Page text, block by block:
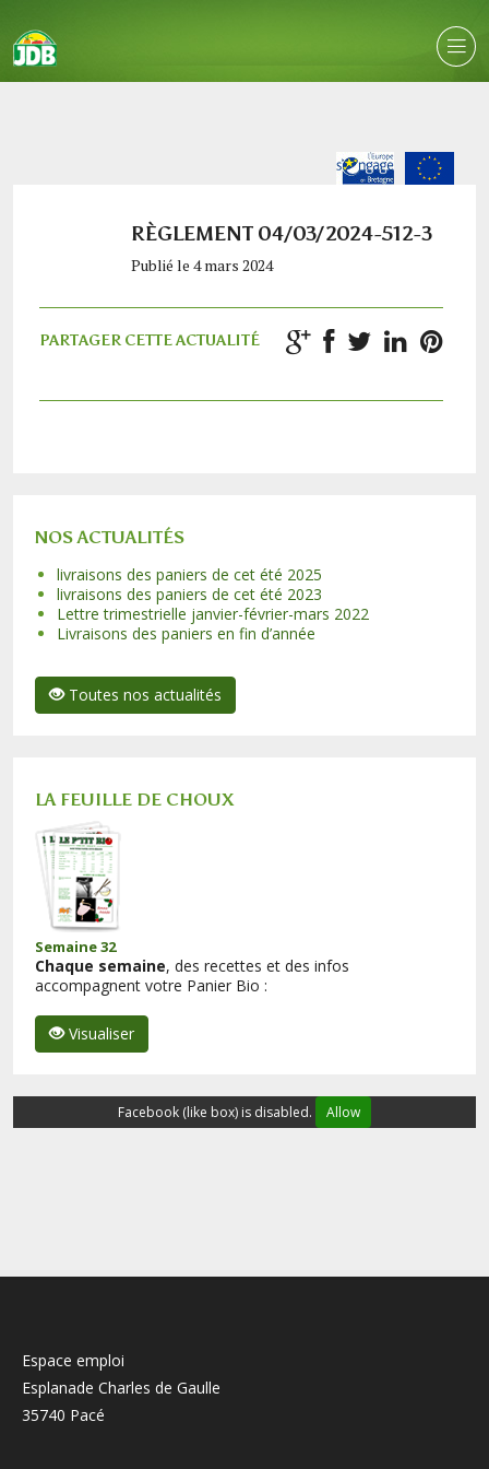
RÈGLEMENT 04/03/2024-512-3
Publié le 4 mars 2024
PARTAGER CETTE ACTUALITÉ
NOS ACTUALITÉS
livraisons des paniers de cet été 2025
livraisons des paniers de cet été 2023
Lettre trimestrielle janvier-février-mars 2022
Livraisons des paniers en fin d’année
Toutes nos actualités
LA FEUILLE DE CHOUX
Semaine 32
Chaque semaine, des recettes et des infos
accompagnent votre Panier Bio :
Visualiser
Facebook (like box) is disabled. Allow
Espace emploi
Esplanade Charles de Gaulle
35740 Pacé